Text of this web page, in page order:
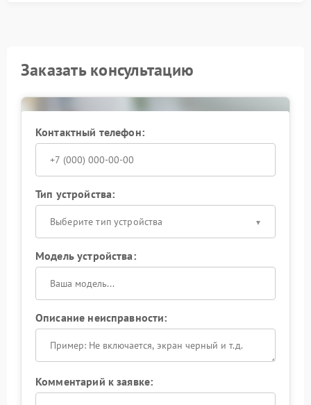
Заказать консультацию
Контактный телефон:
Тип устройства:
Выберите тип устройства
Модель устройства:
Описание неисправности:
Комментарий к заявке: